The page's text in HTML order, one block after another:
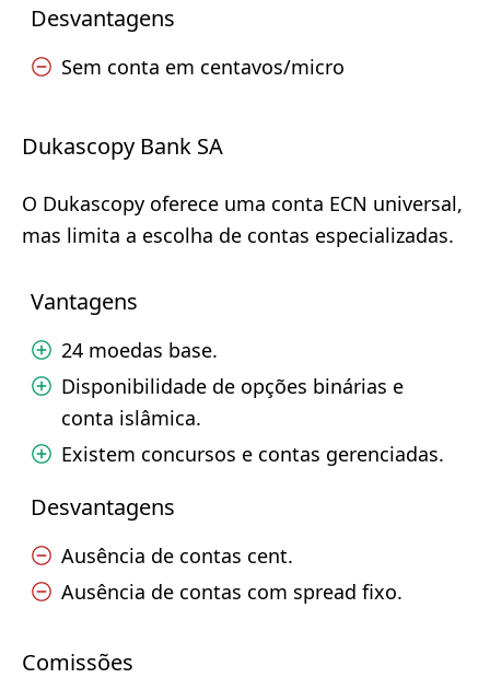
Desvantagens
Sem conta em centavos/micro
Dukascopy Bank SA
O Dukascopy oferece uma conta ECN universal,
mas limita a escolha de contas especializadas.
Vantagens
24 moedas base.
Disponibilidade de opções binárias e
conta islâmica.
Existem concursos e contas gerenciadas.
Desvantagens
Ausência de contas cent.
Ausência de contas com spread fixo.
Comissões